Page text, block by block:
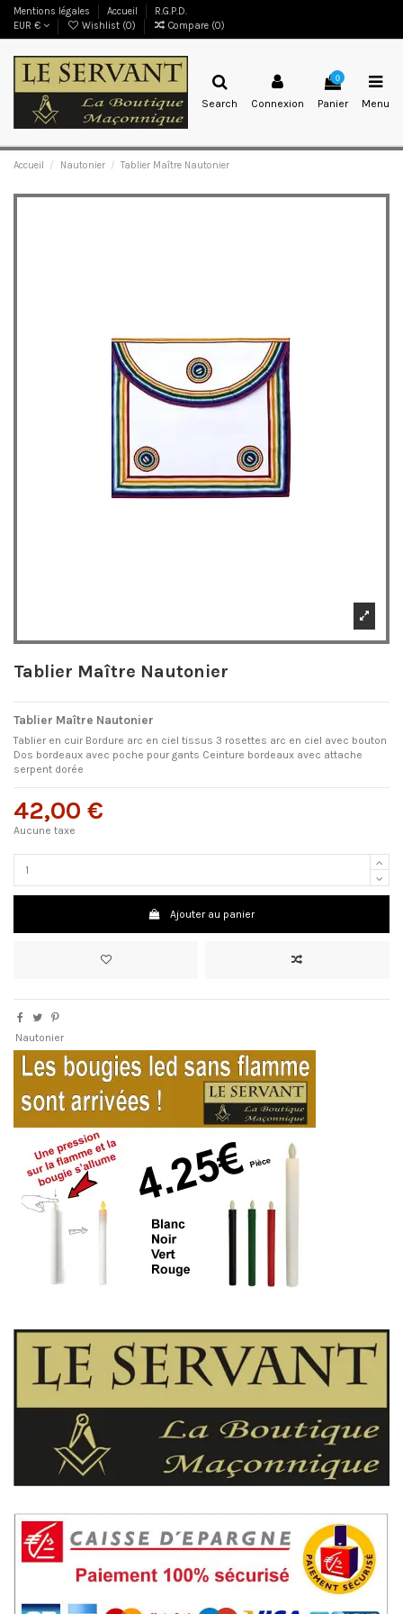
Mentions légales Accueil
R.G.P.D.
EUR €
Wishlist (0) Compare (0)
Search Connexion
0
Panier Menu
Accueil Nautonier Tablier Maître Nautonier
Tablier Maître Nautonier
Tablier Maître Nautonier
Tablier en cuir Bordure arc en ciel tissus 3 rosettes arc en ciel avec bouton
Dos bordeaux avec poche pour gants Ceinture bordeaux avec attache
serpent dorée
42,00 €
Aucune taxe
Ajouter au panier
Nautonier